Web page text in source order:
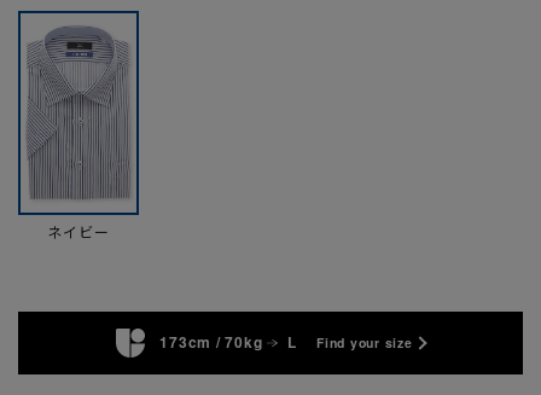
ネイビー
173cm / 70kg L Find your size